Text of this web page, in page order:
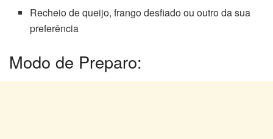
Recheio de queijo, frango desfiado ou outro da sua
preferência
Modo de Preparo: